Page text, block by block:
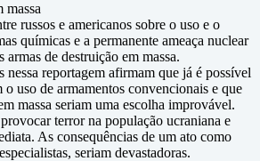
massa
russos e americanos sobre o uso e o
químicas e a permanente ameaça nuclear
armas de destruição em massa.
nessa reportagem afirmam que já é possível
uso de armamentos convencionais e que
massa seriam uma escolha improvável.
terror na população ucraniana e
As consequências de um ato como
seriam devastadoras.